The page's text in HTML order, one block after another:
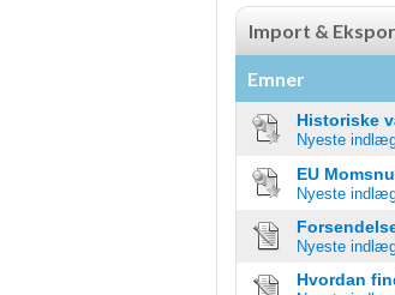
Import &
Emner
Historiske
Nyeste
EU
Nyeste
Nyeste
Hvordan